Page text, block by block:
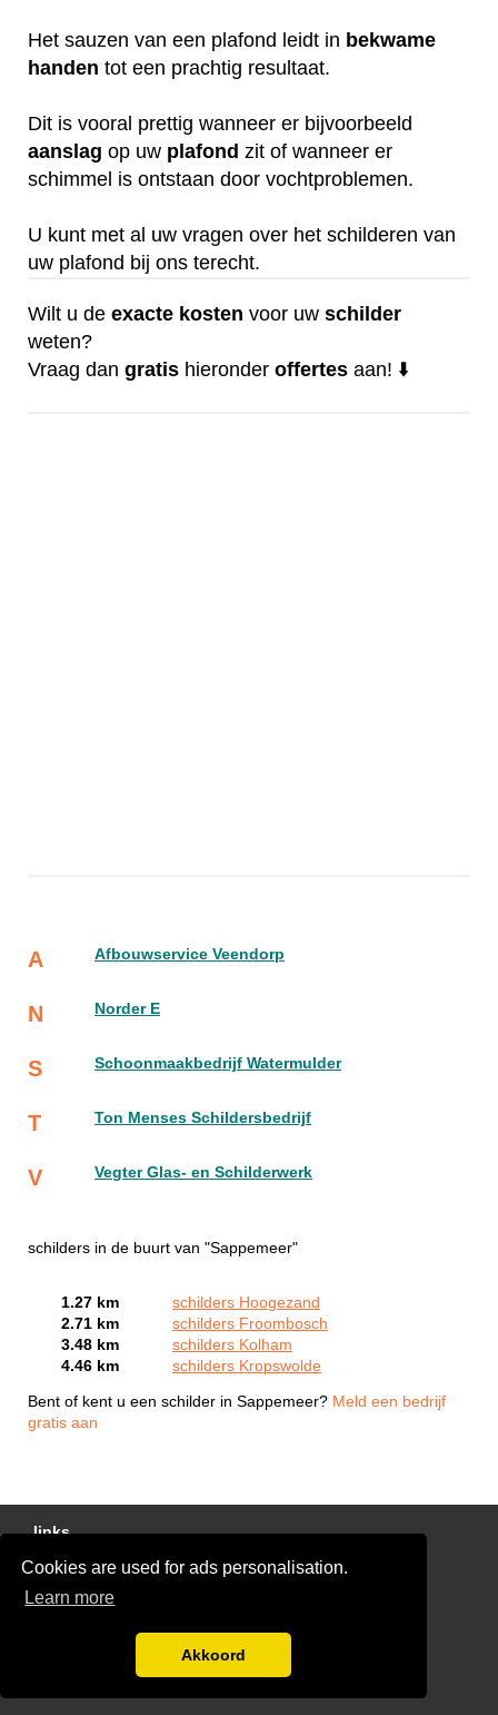
Cookies are used for ads personalisation.
Learn more
Akkoord
Het sauzen van een plafond leidt in bekwame
handen tot een prachtig resultaat.
Dit is vooral prettig wanneer er bijvoorbeeld
aanslag op uw plafond zit of wanneer er
schimmel is ontstaan door vochtproblemen.
U kunt met al uw vragen over het schilderen van
uw plafond bij ons terecht.
Wilt u de exacte kosten voor uw schilder
weten?
Vraag dan gratis hieronder offertes aan! ⬇️
A Afbouwservice Veendorp
N Norder E
S Schoonmaakbedrijf Watermulder
T Ton Menses Schildersbedrijf
V Vegter Glas- en Schilderwerk
schilders in de buurt van "Sappemeer"
1.27 km
schilders Hoogezand
2.71 km
schilders Froombosch
3.48 km
schilders Kolham
4.46 km
schilders Kropswolde
Bent of kent u een schilder in Sappemeer? Meld een bedrijf
gratis aan
links
Gratis Schilder Offertes Vergelijken
glaszetter-nu.nl